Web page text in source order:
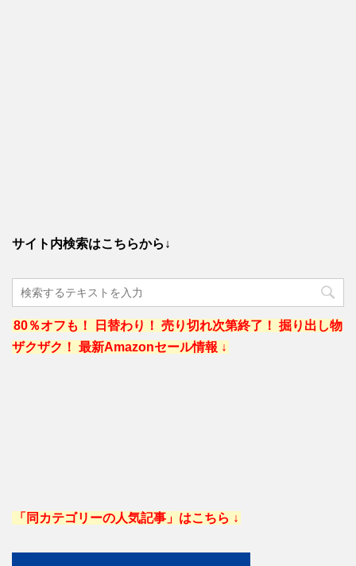
サイト内検索はこちらから↓
80％オフも！ 日替わり！ 売り切れ次第終了！ 掘り出し物
ザクザク！ 最新Amazonセール情報 ↓
「同カテゴリーの人気記事」はこちら ↓